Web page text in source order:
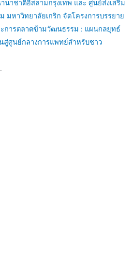
าชาติอิสลามกรุงเทพ และ ศูนย์ส่งเสริม
มหาวิทยาลัยเกริก จัดโครงการบรรยาย
การตลาดข้ามวัฒนธรรม : แผนกลยุทธ์
สู่ศูนย์กลางการแพทย์สำหรับชาว